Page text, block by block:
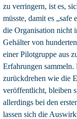
zu verringern, ist es,
müsste, damit es „safe
die Organisation nicht
Gehälter von
einer Pilotgruppe aus
Erfahrungen
zurückdrehen wie die
veröffentlicht, bleiben
allerdings bei den
lassen sich die